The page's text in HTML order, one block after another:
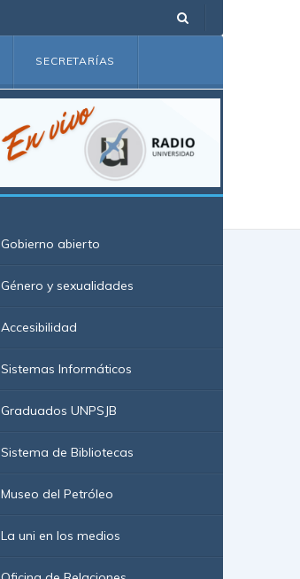
SECRETARÍAS
Gobierno abierto
Género y sexualidades
Accesibilidad
Sistemas Informáticos
Graduados UNPSJB
Sistema de Bibliotecas
Museo del Petróleo
La uni en los medios